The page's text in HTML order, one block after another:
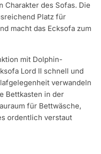
Charakter des Sofas. Die
Platz für
macht das Ecksofa zum
mit Dolphin-
Lord II schnell und
verwandeln
Bettkasten in der
für Bettwäsche,
ordentlich verstaut